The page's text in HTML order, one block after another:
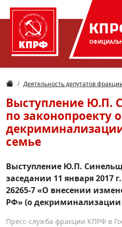
Деятельность депутатов
Выступление Ю.П.
по законопроекту о
семье
Выступление Ю.П.
заседании 11 января 2017
26265-7 «О внесении
РФ» (о декриминализации
Пресс-служба фракции КПРФ в